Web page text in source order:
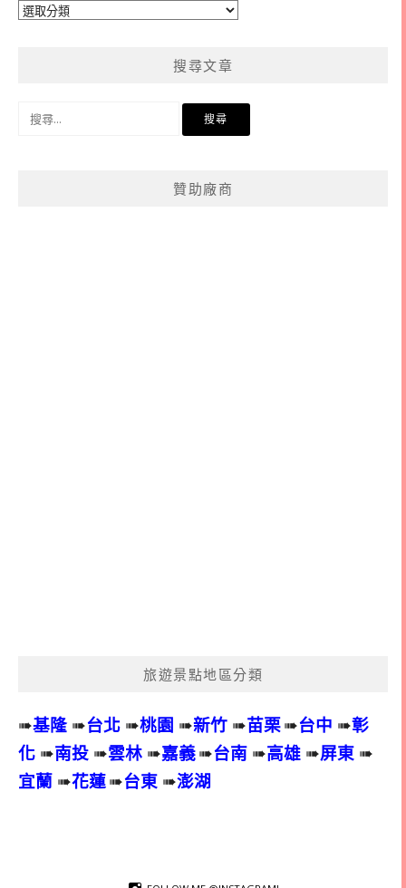
文
搜尋文章
贊助廠商
旅遊景點地區分類
➠基隆 ➠台北 ➠桃園 ➠新竹 ➠苗栗➠台中 ➠彰
化 ➠南投 ➠雲林 ➠嘉義➠台南 ➠高雄 ➠屏東 ➠
宜蘭 ➠花蓮➠台東 ➠澎湖